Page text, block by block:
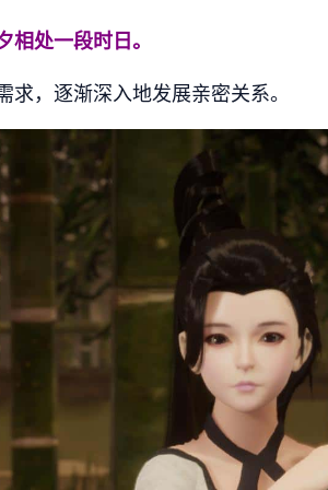
相处一段时日。
，逐渐深入地发展亲密关系。